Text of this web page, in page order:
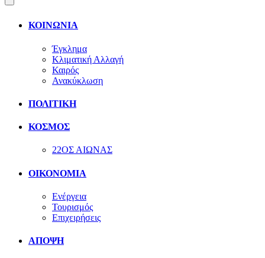
ΚΟΙΝΩΝΙΑ
Έγκλημα
Κλιματική Αλλαγή
Καιρός
Ανακύκλωση
ΠΟΛΙΤΙΚΗ
ΚΟΣΜΟΣ
22ΟΣ ΑΙΩΝΑΣ
ΟΙΚΟΝΟΜΙΑ
Ενέργεια
Τουρισμός
Επιχειρήσεις
ΑΠΟΨΗ